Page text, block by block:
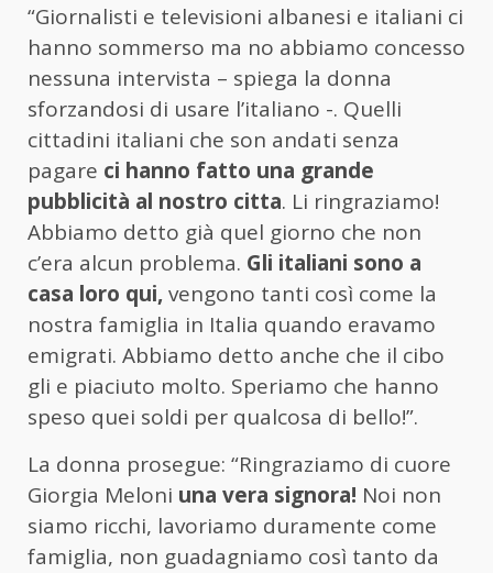
“Giornalisti e televisioni albanesi e italiani ci
hanno sommerso ma no abbiamo concesso
nessuna intervista – spiega la donna
sforzandosi di usare l’italiano -. Quelli
cittadini italiani che son andati senza
pagare ci hanno fatto una grande
pubblicità al nostro citta. Li ringraziamo!
Abbiamo detto già quel giorno che non
c’era alcun problema. Gli italiani sono a
casa loro qui,vengono tanti così come la
nostra famiglia in Italia quando eravamo
emigrati. Abbiamo detto anche che il cibo
gli e piaciuto molto. Speriamo che hanno
speso quei soldi per qualcosa di bello!”.
La donna prosegue: “Ringraziamo di cuore
Giorgia Meloni una vera signora! Noi non
siamo ricchi, lavoriamo duramente come
famiglia, non guadagniamo così tanto da